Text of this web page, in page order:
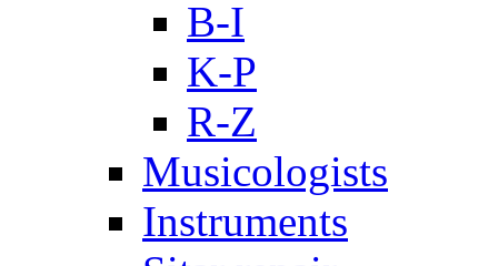
B-I
K-P
R-Z
Musicologists
Instruments